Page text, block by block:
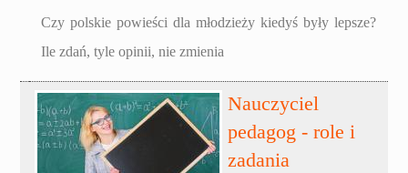
Czy polskie powieści dla młodzieży kiedyś były lepsze?
Ile zdań, tyle opinii, nie zmienia
Nauczyciel
pedagog - role i
zadania